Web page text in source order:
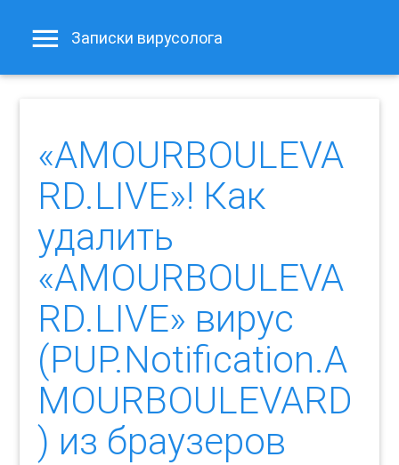
Записки вирусолога
«AMOURBOULEVA
RD.LIVE»! Как
удалить
«AMOURBOULEVA
RD.LIVE» вирус
(PUP.Notification.A
MOURBOULEVARD
) из браузеров